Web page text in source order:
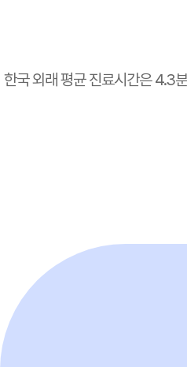
한국 외래 평균 진료시간은 4.3